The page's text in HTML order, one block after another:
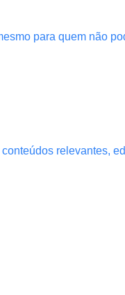
para quem não
relevantes,